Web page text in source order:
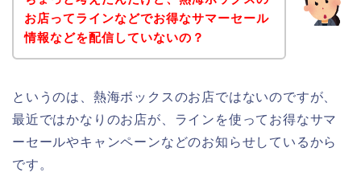
お店ってラインなどでお得なサマーセール
情報などを配信していないの？
というのは、熱海ボックスのお店ではないのですが、
最近ではかなりのお店が、ラインを使ってお得なサマ
ーセールやキャンペーンなどのお知らせしているから
です。